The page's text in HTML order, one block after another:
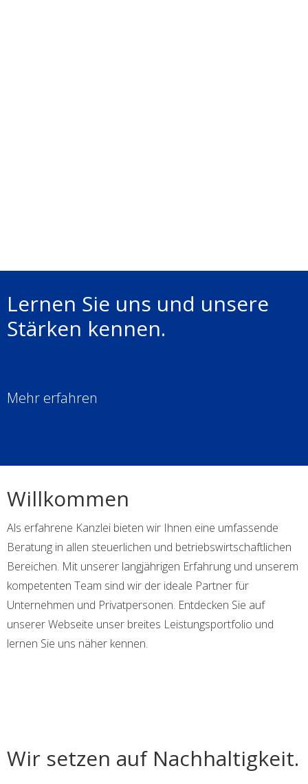
Lernen Sie uns und unsere
Stärken kennen.
Mehr erfahren
Willkommen
Als erfahrene Kanzlei bieten wir Ihnen eine umfassende
Beratung in allen steuerlichen und betriebswirtschaftlichen
Bereichen. Mit unserer langjährigen Erfahrung und unserem
kompetenten Team sind wir der ideale Partner für
Unternehmen und Privatpersonen. Entdecken Sie auf
unserer Webseite unser breites Leistungsportfolio und
lernen Sie uns näher kennen.
​Wir setzen auf Nachhaltigkeit.